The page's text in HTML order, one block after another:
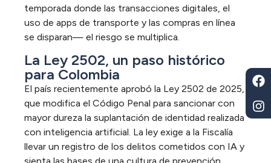
temporada donde las transacciones digitales, el
uso de apps de transporte y las compras en línea
se disparan— el riesgo se multiplica.
La Ley 2502, un paso histórico
para Colombia
El país recientemente aprobó la Ley 2502 de 2025,
que modifica el Código Penal para sancionar con
mayor dureza la suplantación de identidad realizada
con inteligencia artificial. La ley exige a la Fiscalía
llevar un registro de los delitos cometidos con IA y